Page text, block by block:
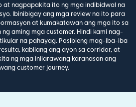
at nagpapakita ito ng mga indibidwal na
Ibinibigay ang mga review na ito para
at kumakatawan ang mga ito sa
aming mga customer. Hindi kami nag-
na pahayag. Posibleng mag-iba-iba
kabilang ang ayon sa corridor, at
ng mga inilarawang karanasan ang
customer journey.